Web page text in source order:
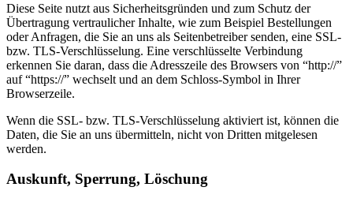
Diese Seite nutzt aus Sicherheitsgründen und zum Schutz der
Übertragung vertraulicher Inhalte, wie zum Beispiel Bestellungen
oder Anfragen, die Sie an uns als Seitenbetreiber senden, eine SSL-
bzw. TLS-Verschlüsselung. Eine verschlüsselte Verbindung
erkennen Sie daran, dass die Adresszeile des Browsers von “http://”
auf “https://” wechselt und an dem Schloss-Symbol in Ihrer
Browserzeile.
Wenn die SSL- bzw. TLS-Verschlüsselung aktiviert ist, können die
Daten, die Sie an uns übermitteln, nicht von Dritten mitgelesen
werden.
Auskunft, Sperrung, Löschung